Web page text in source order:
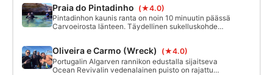
ovat kaksi käytävää, jotka kulkevat kallioiden läpi
toiselle puolelle. Syvyys vaihtelee 13 metristä 5
metriin.
Praia do Pintadinho (★4.0)
Pintadinhon kaunis ranta on noin 10 minuutin päässä
Carvoeirosta länteen. Täydellinen sukelluskohde
10 metriä. Hiekan ja kivien välissä voit tarkkailla 2
ankkuria ja kanonia...
Oliveira e Carmo (Wreck)
(★4.0)
Portugalin Algarven rannikon edustalla sijaitseva
Ocean Revivalin vedenalainen puisto on rajattu